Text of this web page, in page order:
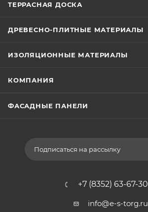
ТЕРРАСНАЯ ДОСКА
ДРЕВЕСНО-ПЛИТНЫЕ МАТЕРИАЛЫ
ИЗОЛЯЦИОННЫЕ МАТЕРИАЛЫ
КОМПАНИЯ
ФАСАДНЫЕ ПАНЕЛИ
Подписаться на рассылку
+7 (8352) 63-67-30
info@e-s-torg.ru